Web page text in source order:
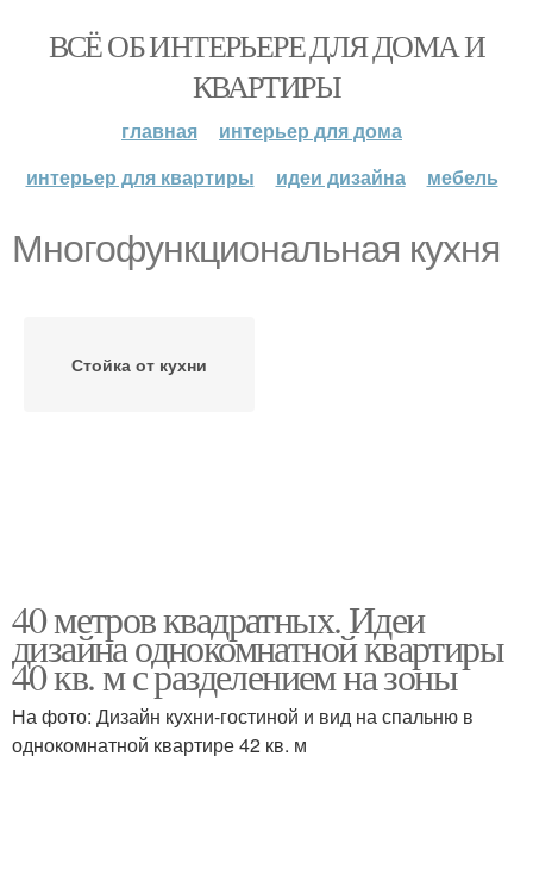
ВСЁ ОБ ИНТЕРЬЕРЕ ДЛЯ ДОМА И
КВАРТИРЫ
главная
интерьер для дома
интерьер для квартиры
идеи дизайна мебель
Многофункциональная кухня
Стойка от кухни
40 метров квадратных. Идеи
дизайна однокомнатной квартиры
40 кв. м с разделением на зоны
На фото: Дизайн кухни-гостиной и вид на спальню в
однокомнатной квартире 42 кв. м